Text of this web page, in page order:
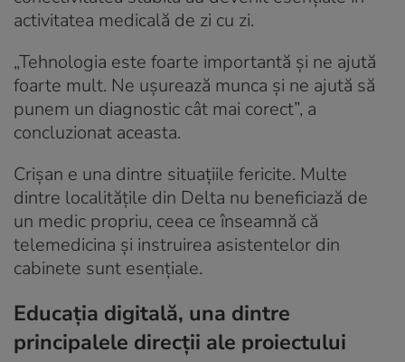
activitatea medicală de zi cu zi.
„Tehnologia este foarte importantă și ne ajută
foarte mult. Ne ușurează munca și ne ajută să
punem un diagnostic cât mai corect”, a
concluzionat aceasta.
Crișan e una dintre situațiile fericite. Multe
dintre localitățile din Delta nu beneficiază de
un medic propriu, ceea ce înseamnă că
telemedicina și instruirea asistentelor din
cabinete sunt esențiale.
Educația digitală, una dintre
principalele direcții ale proiectului